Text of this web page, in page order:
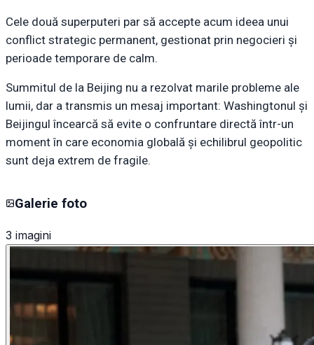
Cele două superputeri par să accepte acum ideea unui
conflict strategic permanent, gestionat prin negocieri și
perioade temporare de calm.
Summitul de la Beijing nu a rezolvat marile probleme ale
lumii, dar a transmis un mesaj important: Washingtonul și
Beijingul încearcă să evite o confruntare directă într-un
moment în care economia globală și echilibrul geopolitic
sunt deja extrem de fragile.
Galerie foto
3 imagini